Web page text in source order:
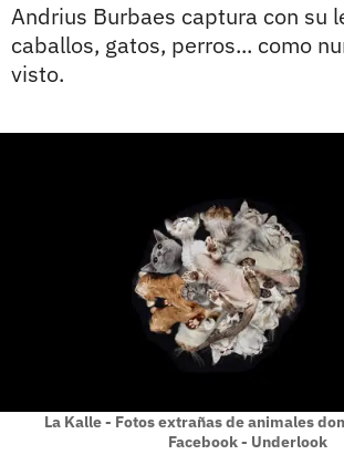
Andrius Burbaes captura con su
caballos, gatos, perros... como
visto.
La Kalle - Fotos extrañas de animales
Facebook - Underlook